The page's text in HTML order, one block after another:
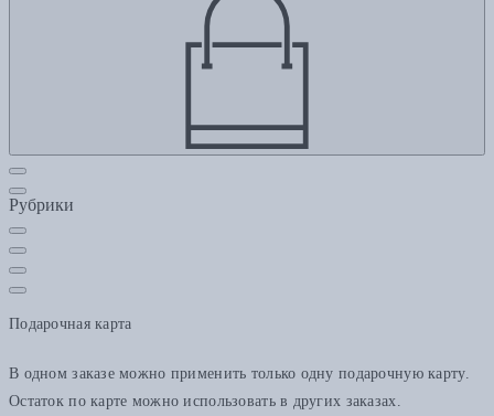
Рубрики
Подарочная карта
В одном заказе можно применить только одну подарочную карту.
Остаток по карте можно использовать в других заказах.